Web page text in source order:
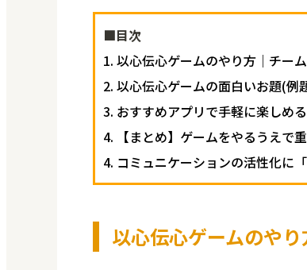
■目次
1. 以心伝心ゲームのやり方｜チー
2. 以心伝心ゲームの面白いお題(例
3. おすすめアプリで手軽に楽しめ
4. 【まとめ】ゲームをやるうえで
4. コミュニケーションの活性化に
以心伝心ゲームのや